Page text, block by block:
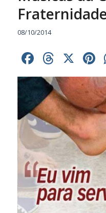
08/10/2014
X